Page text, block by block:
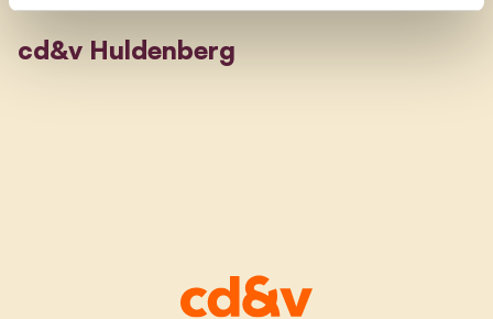
cd&v Huldenberg